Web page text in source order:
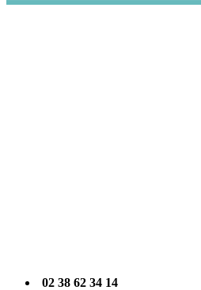
02 38 62 34 14